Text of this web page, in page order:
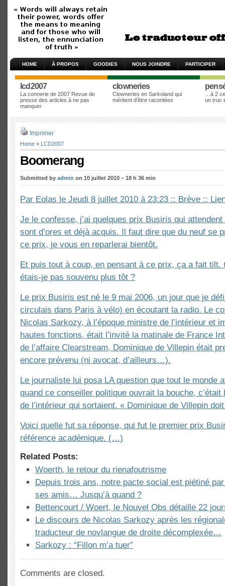
HOME À PROPOS GOODIES NOUS JOINDRE PARTICIPER
lcd2007
La connerie de 2007 Revue de
presse des articles à ne pas
manquer
clowneries
Clowneries en Sarkoland qui
méritent d’être racontées
…à 2
un truc
Imprimer
Home » LCD2007
Boomerang
Submitted by admin on 10 juillet 2010 – 18 h 36 min
Par Eolas le Jeudi 8 juillet 2010 à 23:23 :: Brève ::
Je le confesse, j’ai quelques prix Busiris qui
sont d’ores et déjà acquis. Il faut dire que du neuf se
ce prix, je vous en reparlerai bientôt.
Et puis tout à coup, en pensant à ce prix, ça a fait tilt.
étais-je pas souvenu plus tôt ?
Le prix Busiris est né le 9 mai 2006, un jour que je
circulais dans Paris à vélo) en écoutant la radio. Le
Nicolas Sarkozy, à l’époque ministre de l’intérieur et
hautes fonctions, était l’invité la matinale de France
de l’affaire Clearstream, Dominique de Villepin était
encore prévenu (ni avocat, d’ailleurs…).
Le journaliste lui posa LA question que tout le monde
quand ce conseiller politique ouvrait la bouche,
de l’intérieur qui sortaient. « Dominique de Villepin
Voici quelle fut sa réponse, qui fut le premier prix
référence académique. (…)
Related Posts:
Woerth, le retour du rienafoutrisme
Depuis trois ans, notre pacte social est piétiné
ses amis… Jusqu’à quand ?
Bettencourt / Woert, le Nouvel Obs détaille 22
Le discours de Nicolas Sarkozy après les
traducteur de novlangue de droite décomplexée…
Sarkozy : “Fillon m’a tuer”
Comments are closed.